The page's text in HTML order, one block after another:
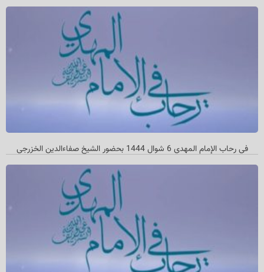
في رحاب الإمام المهدي 6 شوال 1444 بحضور الشیخ صفاءالدین الخزرجي